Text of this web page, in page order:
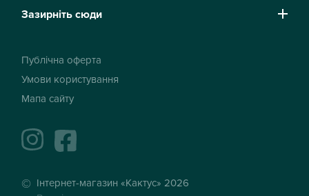
Зазирніть сюди
Публічна оферта
Умови користування
Мапа сайту
instagramfacebook
Інтернет-магазин «Кактус» 2026